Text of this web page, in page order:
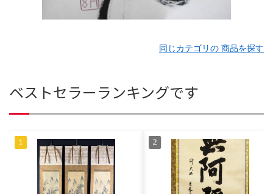
同じカテゴリの 商品を探す
ベストセラーランキングです